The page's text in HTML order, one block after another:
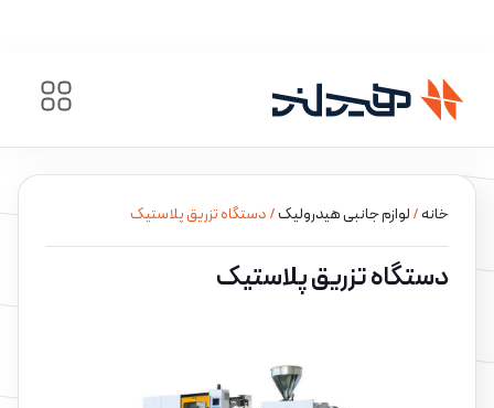
خانه/لوازم جانبی هیدرولیک/ دستگاه تزریق پلاستیک
دستگاه تزریق پلاستیک